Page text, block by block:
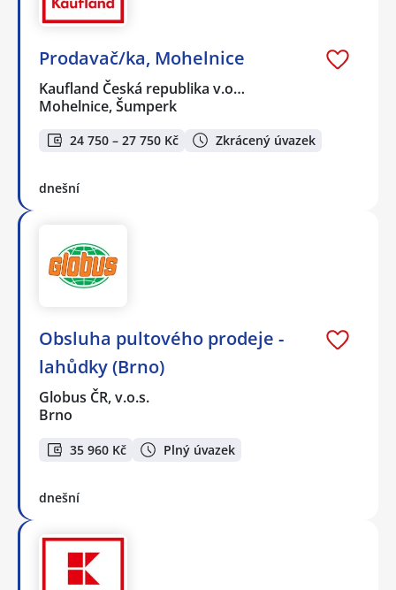
Prodavač/ka, Mohelnice
Kaufland Česká republika v.o…
Mohelnice, Šumperk
24 750 – 27 750 Kč Zkrácený úvazek
dnešní
Obsluha pultového prodeje -
lahůdky (Brno)
Globus ČR, v.o.s.
Brno
35 960 Kč Plný úvazek
dnešní